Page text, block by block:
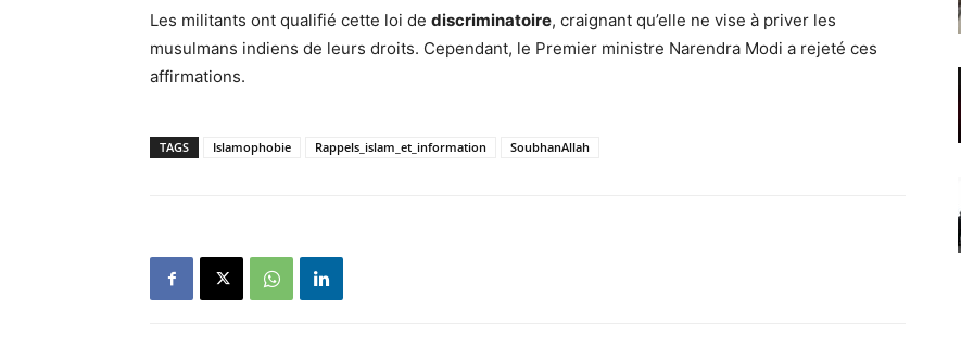
Les militants ont qualifié cette loi de discriminatoire, craignant qu’elle ne vise à priver les
musulmans indiens de leurs droits. Cependant, le Premier ministre Narendra Modi a rejeté ces
affirmations.
TAGS Islamophobie Rappels_islam_et_information SoubhanAllah